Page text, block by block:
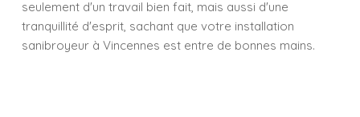
seulement d'un travail bien fait, mais aussi d'une
tranquillité d'esprit, sachant que votre installation
sanibroyeur à Vincennes est entre de bonnes mains.